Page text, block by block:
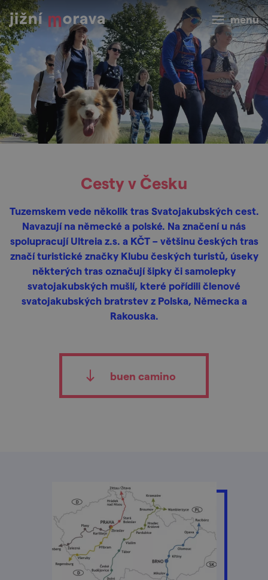
menu
Cesty v Česku
Tuzemskem vede několik tras Svatojakubských cest.
Navazují na německé a polské. Na značení u nás
spolupracují Ultreia z.s. a KČT – většinu českých tras
značí turistické značky Klubu českých turistů, úseky
některých tras označují šipky či samolepky
svatojakubských mušlí, které pořídili členové
svatojakubských bratrstev z Polska, Německa a
Rakouska.
buen camino